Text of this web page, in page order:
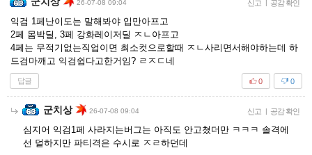
26-07-08 09:04 신고 | 공감 확인
익검 1페난이도는 말해봐야 입만아프고
2페 몸박딜, 3페 강화레이저딜 ㅈㄴ아프고
4페는 무적기없는직업이면 최소컷으로할때 ㅈㄴ사리면서해야하는데 하
드검마깨고 익검쉽다고한거임? ㄹㅈㄷ네
답글 0
0
군치상 26-07-08 09:04 신고 | 공감 확인
심지어 익검1페 사라지는버그는 아직도 안고쳤더만 ㅋㅋㅋ 솔격에
선 덜하지만 파티격은 수시로 ㅈㄹ하던데